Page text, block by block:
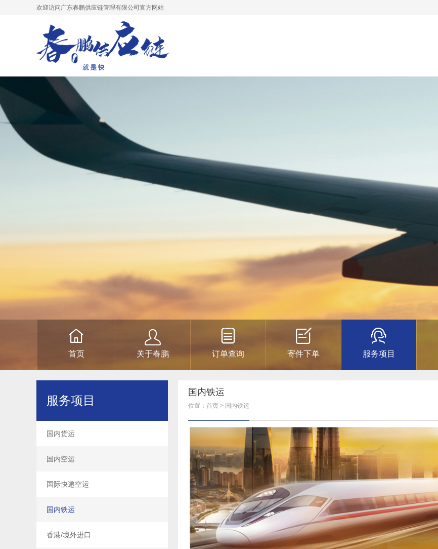
欢迎访问广东春鹏供应链管理有限公司官方网站
首页 关于春鹏 订单查询 寄件下单 服务项目
服务项目
国内货运
国内空运
国际快递空运
国内铁运
香港/境外进口
国内铁运
位置： 首页 > 国内铁运